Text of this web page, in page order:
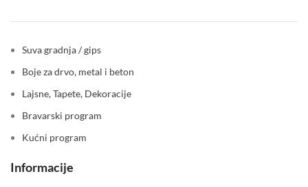
Suva gradnja / gips
Boje za drvo, metal i beton
Lajsne, Tapete, Dekoracije
Bravarski program
Kućni program
Informacije